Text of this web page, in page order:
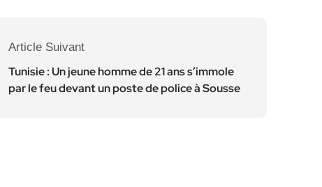
Article Suivant
Tunisie : Un jeune homme de 21 ans s’immole
par le feu devant un poste de police à Sousse